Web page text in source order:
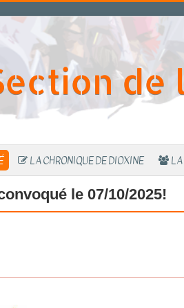
de
LA CHRONIQUE DE DIOXINE LA
le 07/10/2025!